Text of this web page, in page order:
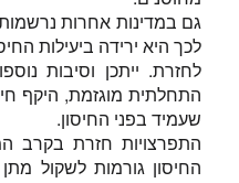
גם במדינות אחרות
לכך היא ירידה ביעילות
לחזרת. ייתכן וסיבות
התחלתית מוגזמת, היקף
שעמיד בפני החיסון.
התפרצויות חזרת בקרב
החיסון גורמות לשקול